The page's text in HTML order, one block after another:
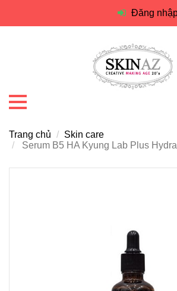
Đăng
Trang chủ
Skin care
Serum B5 HA Kyung Lab Plus